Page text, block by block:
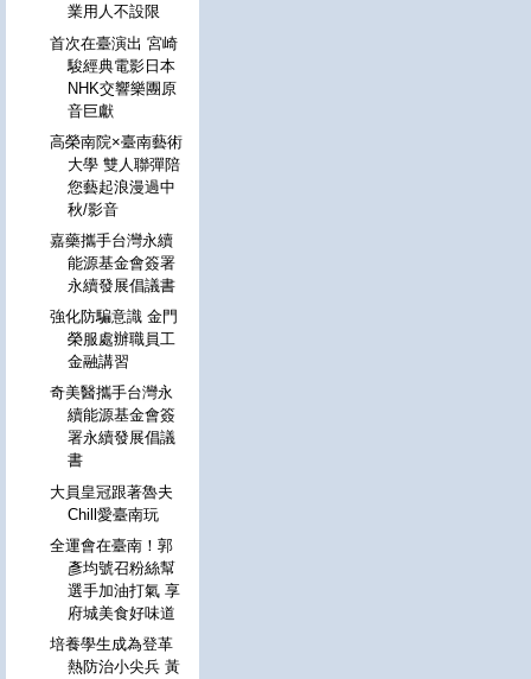
業用人不設限
首次在臺演出 宮崎
駿經典電影日本
NHK交響樂團原
音巨獻
高榮南院×臺南藝術
大學 雙人聯彈陪
您藝起浪漫過中
秋/影音
嘉藥攜手台灣永續
能源基金會簽署
永續發展倡議書
強化防騙意識 金門
榮服處辦職員工
金融講習
奇美醫攜手台灣永
續能源基金會簽
署永續發展倡議
書
大員皇冠跟著魯夫
Chill愛臺南玩
全運會在臺南！郭
彥均號召粉絲幫
選手加油打氣 享
府城美食好味道
培養學生成為登革
熱防治小尖兵 黃